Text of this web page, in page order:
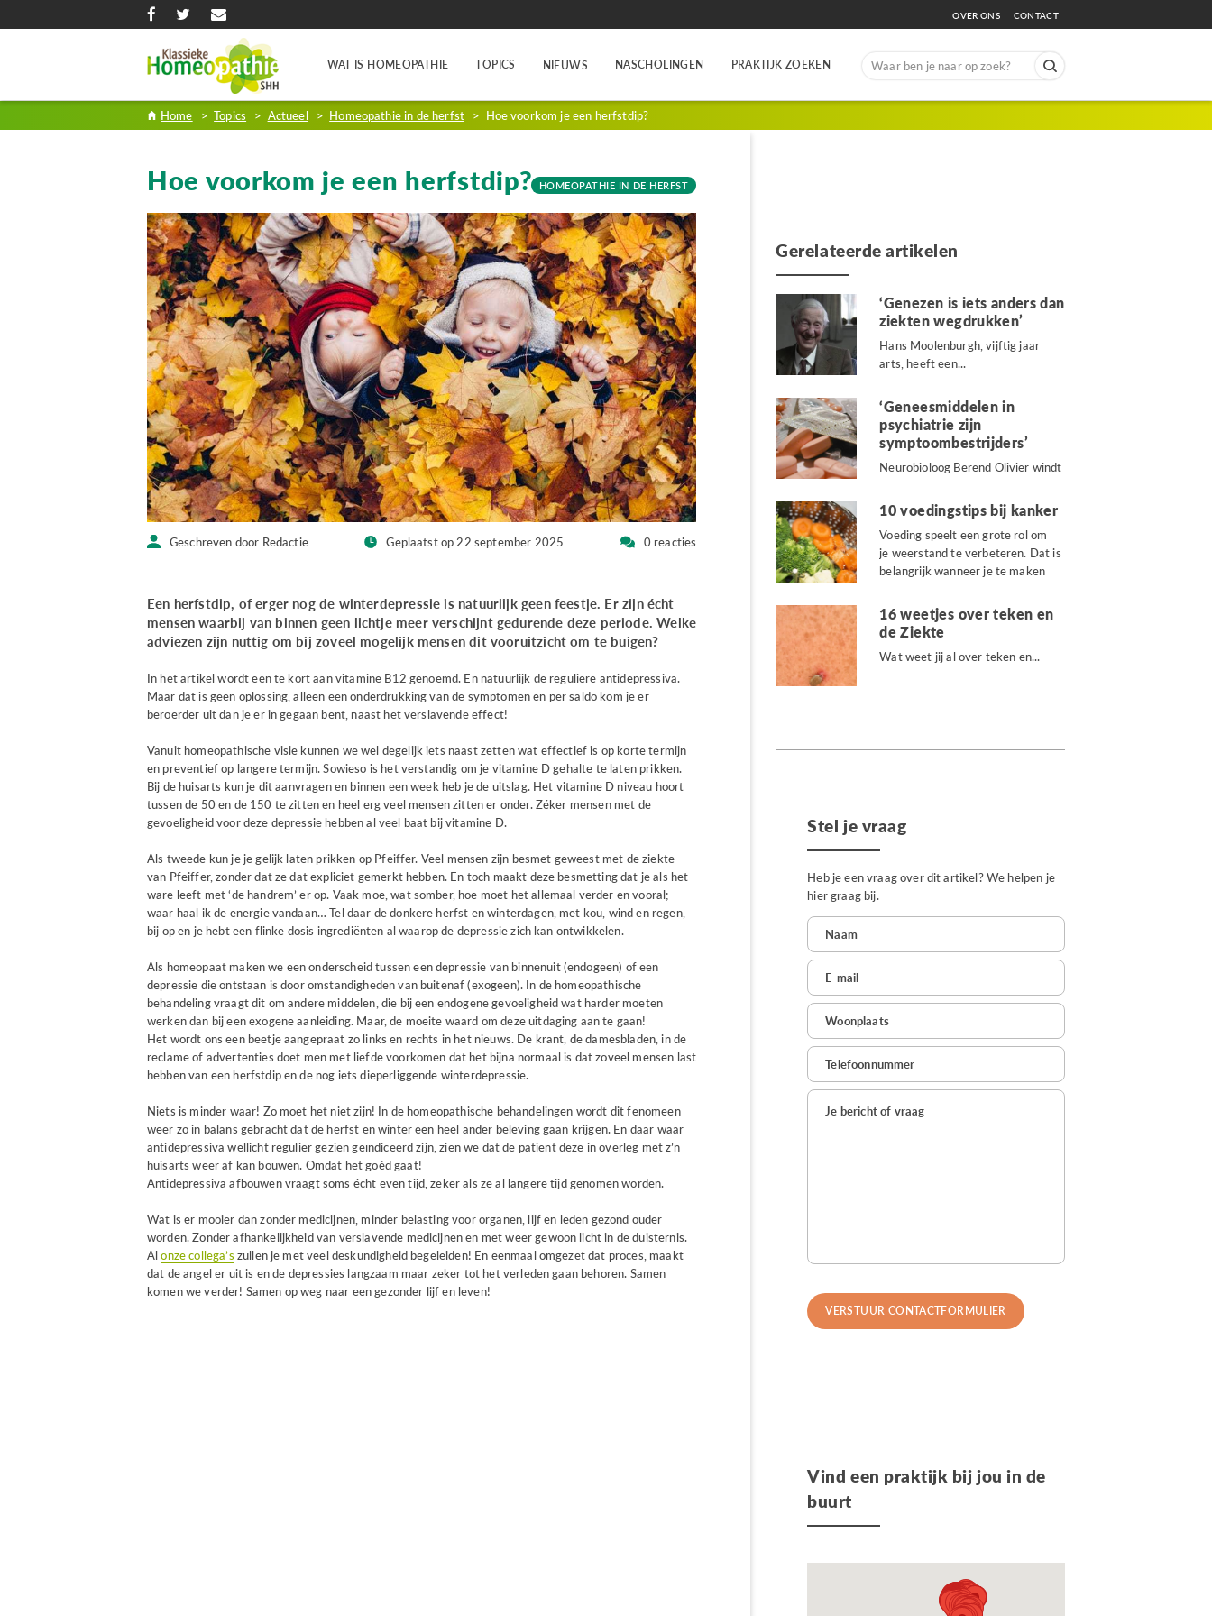
OVER ONS CONTACT
WAT IS HOMEOPATHIE TOPICS NIEUWS NASCHOLINGEN PRAKTIJK ZOEKEN
Search
Home > Topics > Actueel > Homeopathie in de herfst > Hoe voorkom je een herfstdip?
Hoe voorkom je een herfstdip? HOMEOPATHIE IN DE HERFST
Geschreven door Redactie Geplaatst op 22 september 2025 0 reacties
Een herfstdip, of erger nog de winterdepressie is natuurlijk geen feestje. Er zijn écht
mensen waarbij van binnen geen lichtje meer verschijnt gedurende deze periode. Welke
adviezen zijn nuttig om bij zoveel mogelijk mensen dit vooruitzicht om te buigen?
In het artikel wordt een te kort aan vitamine B12 genoemd. En natuurlijk de reguliere antidepressiva.
Maar dat is geen oplossing, alleen een onderdrukking van de symptomen en per saldo kom je er
beroerder uit dan je er in gegaan bent, naast het verslavende effect!
Vanuit homeopathische visie kunnen we wel degelijk iets naast zetten wat effectief is op korte termijn
en preventief op langere termijn. Sowieso is het verstandig om je vitamine D gehalte te laten prikken.
Bij de huisarts kun je dit aanvragen en binnen een week heb je de uitslag. Het vitamine D niveau hoort
tussen de 50 en de 150 te zitten en heel erg veel mensen zitten er onder. Zéker mensen met de
gevoeligheid voor deze depressie hebben al veel baat bij vitamine D.
Als tweede kun je je gelijk laten prikken op Pfeiffer. Veel mensen zijn besmet geweest met de ziekte
van Pfeiffer, zonder dat ze dat expliciet gemerkt hebben. En toch maakt deze besmetting dat je als het
ware leeft met ‘de handrem’ er op. Vaak moe, wat somber, hoe moet het allemaal verder en vooral;
waar haal ik de energie vandaan… Tel daar de donkere herfst en winterdagen, met kou, wind en regen,
bij op en je hebt een flinke dosis ingrediënten al waarop de depressie zich kan ontwikkelen.
Als homeopaat maken we een onderscheid tussen een depressie van binnenuit (endogeen) of een
depressie die ontstaan is door omstandigheden van buitenaf (exogeen). In de homeopathische
behandeling vraagt dit om andere middelen, die bij een endogene gevoeligheid wat harder moeten
werken dan bij een exogene aanleiding. Maar, de moeite waard om deze uitdaging aan te gaan!
Het wordt ons een beetje aangepraat zo links en rechts in het nieuws. De krant, de damesbladen, in de
reclame of advertenties doet men met liefde voorkomen dat het bijna normaal is dat zoveel mensen last
hebben van een herfstdip en de nog iets dieperliggende winterdepressie.
Niets is minder waar! Zo moet het niet zijn! In de homeopathische behandelingen wordt dit fenomeen
weer zo in balans gebracht dat de herfst en winter een heel ander beleving gaan krijgen. En daar waar
antidepressiva wellicht regulier gezien geïndiceerd zijn, zien we dat de patiënt deze in overleg met z’n
huisarts weer af kan bouwen. Omdat het goéd gaat!
Antidepressiva afbouwen vraagt soms écht even tijd, zeker als ze al langere tijd genomen worden.
Wat is er mooier dan zonder medicijnen, minder belasting voor organen, lijf en leden gezond ouder
worden. Zonder afhankelijkheid van verslavende medicijnen en met weer gewoon licht in de duisternis.
Alonze collega’szullen je met veel deskundigheid begeleiden! En eenmaal omgezet dat proces, maakt
dat de angel er uit is en de depressies langzaam maar zeker tot het verleden gaan behoren. Samen
komen we verder! Samen op weg naar een gezonder lijf en leven!
Gerelateerde artikelen
‘Genezen is iets anders dan
ziekten wegdrukken’
Hans Moolenburgh, vijftig jaar
arts, heeft een...
‘Geneesmiddelen in
psychiatrie zijn
symptoombestrijders’
Neurobioloog Berend Olivier windt
10 voedingstips bij kanker
Voeding speelt een grote rol om
je weerstand te verbeteren. Dat is
belangrijk wanneer je te maken
16 weetjes over teken en
de Ziekte
Wat weet jij al over teken en...
Stel je vraag
Heb je een vraag over dit artikel? We helpen je
hier graag bij.
Vind een praktijk bij jou in de
buurt